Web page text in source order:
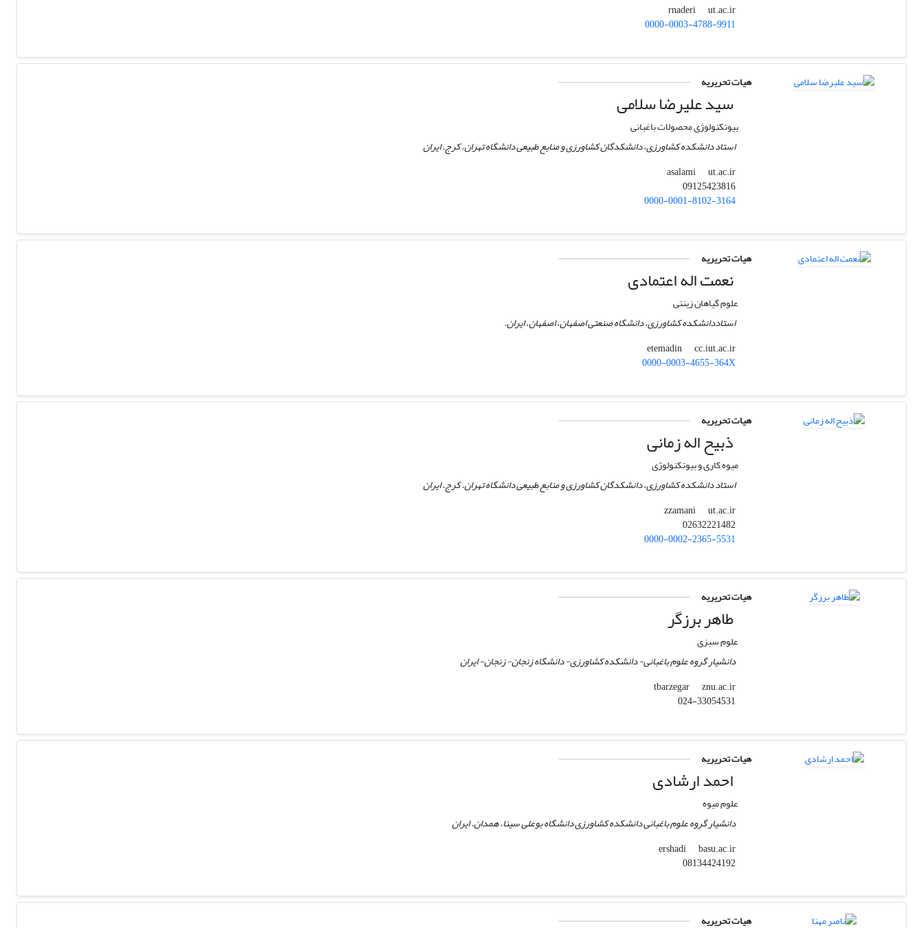
rnaderi
ut.ac.ir
0000-0003-4788-9911
هیات تحریریه
سید علیرضا سلامی
بیوتکنولوژی محصولات باغبانی
استاد دانشکده کشاورزی، دانشکدگان کشاورزی و منابع طبیعی دانشگاه تهران. کرج. ایران
asalami
ut.ac.ir
09125423816
0000-0001-8102-3164
هیات تحریریه
نعمت اله اعتمادی
علوم گیاهان زینتی
استاددانشکده کشاورزی، دانشگاه صنعتی اصفهان، اصفهان، ایران.
etemadin
cc.iut.ac.ir
0000-0003-4655-364X
هیات تحریریه
ذبیح اله زمانی
میوه کاری و بیوتکنولوژی
استاد دانشکده کشاورزی، دانشکدگان کشاورزی و منابع طبیعی دانشگاه تهران. کرج. ایران
zzamani
ut.ac.ir
02632221482
0000-0002-2365-5531
هیات تحریریه
طاهر برزگر
علوم سبزی
دانشیار گروه علوم باغبانی- دانشکده کشاورزی- دانشگاه زنجان- زنجان- ایران
tbarzegar
znu.ac.ir
هیات تحریریه
احمد ارشادی
علوم میوه
دانشیار گروه علوم باغبانی دانشکده کشاورزی دانشگاه بوعلی سینا، همدان. ایران
ershadi
basu.ac.ir
08134424192
هیات تحریریه